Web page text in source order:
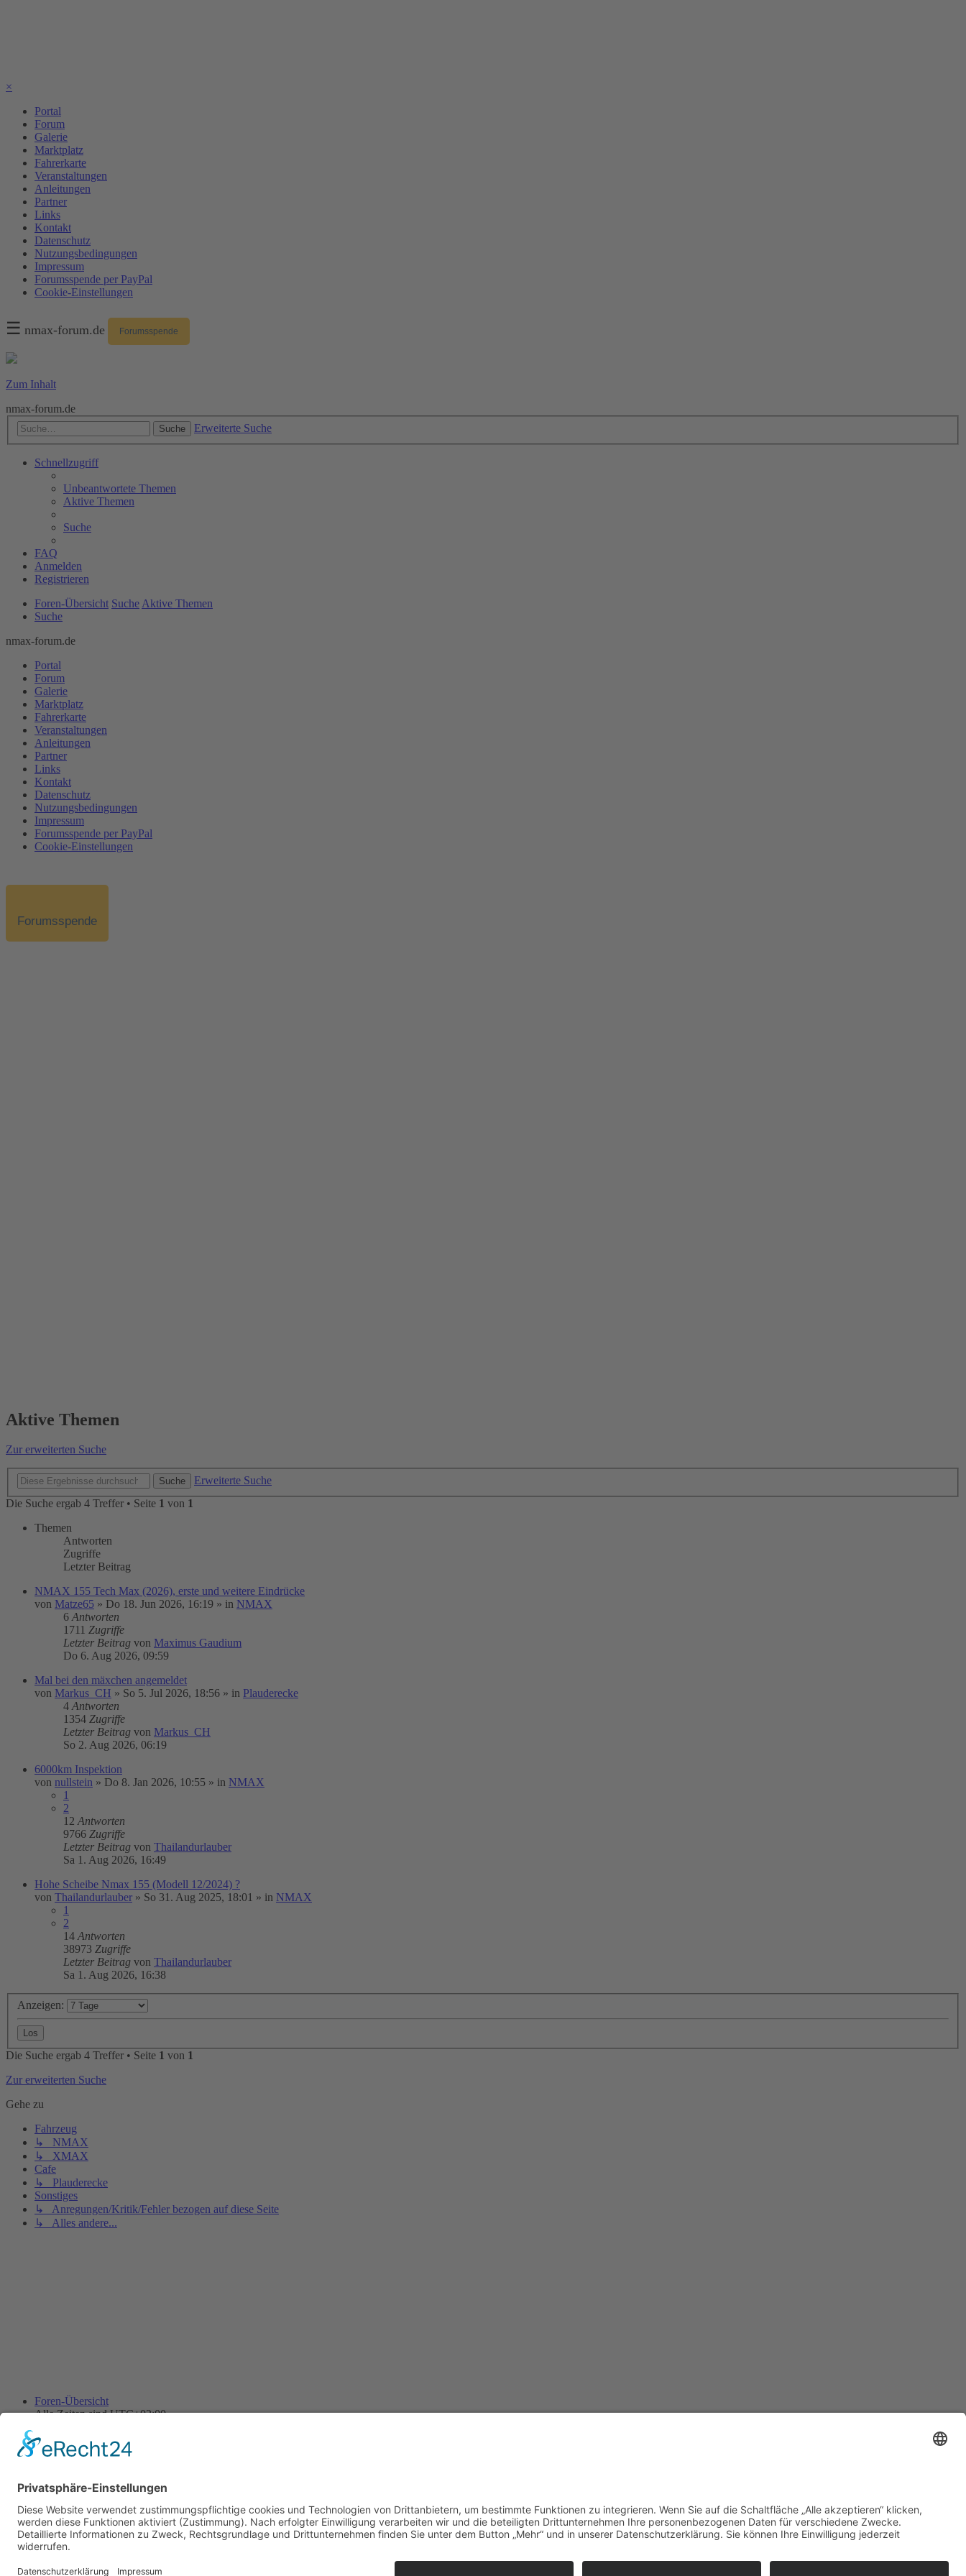
×
Portal
Forum
Galerie
Marktplatz
Fahrerkarte
Veranstaltungen
Anleitungen
Partner
Links
Kontakt
Datenschutz
Nutzungsbedingungen
Impressum
Forumsspende per PayPal
Cookie-Einstellungen
☰ nmax-forum.de Forumsspende
Zum Inhalt
nmax-forum.de
Suche Erweiterte Suche
Schnellzugriff
Unbeantwortete Themen
Aktive Themen
Suche
FAQ
Anmelden
Registrieren
Foren-Übersicht Suche Aktive Themen
Suche
nmax-forum.de
Portal
Forum
Galerie
Marktplatz
Fahrerkarte
Veranstaltungen
Anleitungen
Partner
Links
Kontakt
Datenschutz
Nutzungsbedingungen
Impressum
Forumsspende per PayPal
Cookie-Einstellungen
Forumsspende
Aktive Themen
Zur erweiterten Suche
Suche
Erweiterte Suche
Die Suche ergab 4 Treffer • Seite 1 von 1
Themen
Antworten
Zugriffe
Letzter Beitrag
NMAX 155 Tech Max (2026), erste und weitere Eindrücke
von Matze65 » Do 18. Jun 2026, 16:19 » in NMAX
6 Antworten
1711 Zugriffe
Letzter Beitrag von Maximus Gaudium
Do 6. Aug 2026, 09:59
Mal bei den mäxchen angemeldet
von Markus_CH » So 5. Jul 2026, 18:56 » in Plauderecke
4 Antworten
1354 Zugriffe
Letzter Beitrag von Markus_CH
So 2. Aug 2026, 06:19
6000km Inspektion
von nullstein » Do 8. Jan 2026, 10:55 » in NMAX
1
2
12 Antworten
9766 Zugriffe
Letzter Beitrag von Thailandurlauber
Sa 1. Aug 2026, 16:49
Hohe Scheibe Nmax 155 (Modell 12/2024) ?
von Thailandurlauber » So 31. Aug 2025, 18:01 » in NMAX
1
2
14 Antworten
38973 Zugriffe
Letzter Beitrag von Thailandurlauber
Sa 1. Aug 2026, 16:38
Anzeigen:
Die Suche ergab 4 Treffer • Seite 1 von 1
Zur erweiterten Suche
Gehe zu
Fahrzeug
↳ NMAX
↳ XMAX
Cafe
↳ Plauderecke
Sonstiges
↳ Anregungen/Kritik/Fehler bezogen auf diese Seite
↳ Alles andere...
Foren-Übersicht
Alle Zeiten sindUTC+02:00
Powered byphpBB® Forum Software © phpBB Limited
Datenschutz |Nutzungsbedingungen
Time: 0.007s| Peak Memory Usage: 10.36 MiB | GZIP: Off